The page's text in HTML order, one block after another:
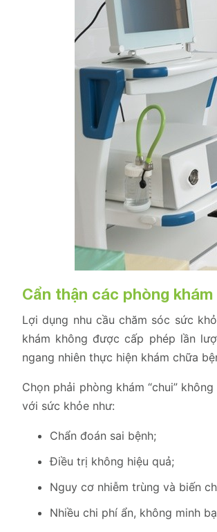
Cẩn thận các phòng khám
Lợi dụng nhu cầu chăm sóc sức
khám không được cấp phép lần
ngang nhiên thực hiện khám chữa
Chọn phải phòng khám “chui”
với sức khỏe như:
Chẩn đoán sai bệnh;
Điều trị không hiệu quả;
Nguy cơ nhiễm trùng và biến
Nhiều chi phí ẩn, không minh